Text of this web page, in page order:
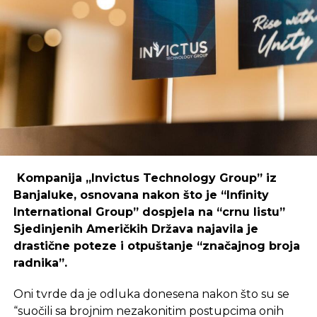
Primjer mostarskog CodeHuba pokazuje da
coworking prostori mogu uspješno djelovati i u
regijama koje nisu urbani centri, ali zahtijeva
podršku i ulaganja koja će omogućiti dugoročnu
održivost ovakvih inicijativa.
Ulaganje u coworking prostor u Čapljini moglo bi
postati ključan korak prema stvaranju napredne
poslovne klime, privlačenju novih profesionalaca te
nove projekte i lokalnu ekonomiju.
Kompanija „Invictus Technology Group” iz
Banjaluke, osnovana nakon što je “Infinity
International Group” dospjela na “crnu listu”
Sjedinjenih Američkih Država najavila je
drastične poteze i otpuštanje “značajnog broja
radnika”.
Oni tvrde da je odluka donesena nakon što su se
“suočili sa brojnim nezakonitim postupcima onih